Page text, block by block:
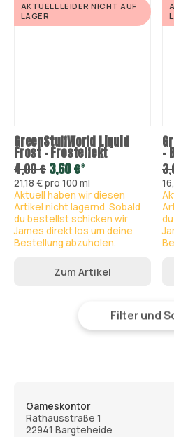
Filter und
AKTUELL LEIDER NICHT AUF
LAGER
GreenStuffWorld Liquid
Frost - Frosteffekt
4,00 €3,60 €*
21,18 € pro 100 ml
Aktuell haben wir diesen
Artikel nicht lagernd. Sobald
du bestellst schicken wir
James direkt los um deine
Bestellung abzuholen.
Zum Artikel
-
Gameskontor
Rathausstraße 1
22941 Bargteheide